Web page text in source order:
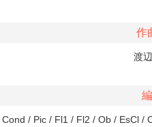
作
渡
Cond / Pic / Fl1 / Fl2 / Ob / EsCl /